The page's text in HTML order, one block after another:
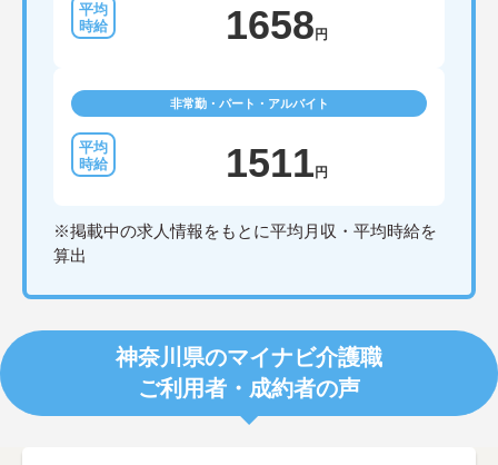
1658 円
非常勤・パート・アルバイト
1511 円
※掲載中の求人情報をもとに平均月収・平均時給を
算出
神奈川県のマイナビ介護職
ご利用者・成約者の声